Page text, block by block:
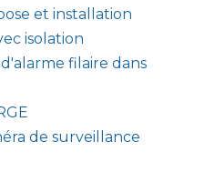
et installation
isolation
filaire dans
de surveillance